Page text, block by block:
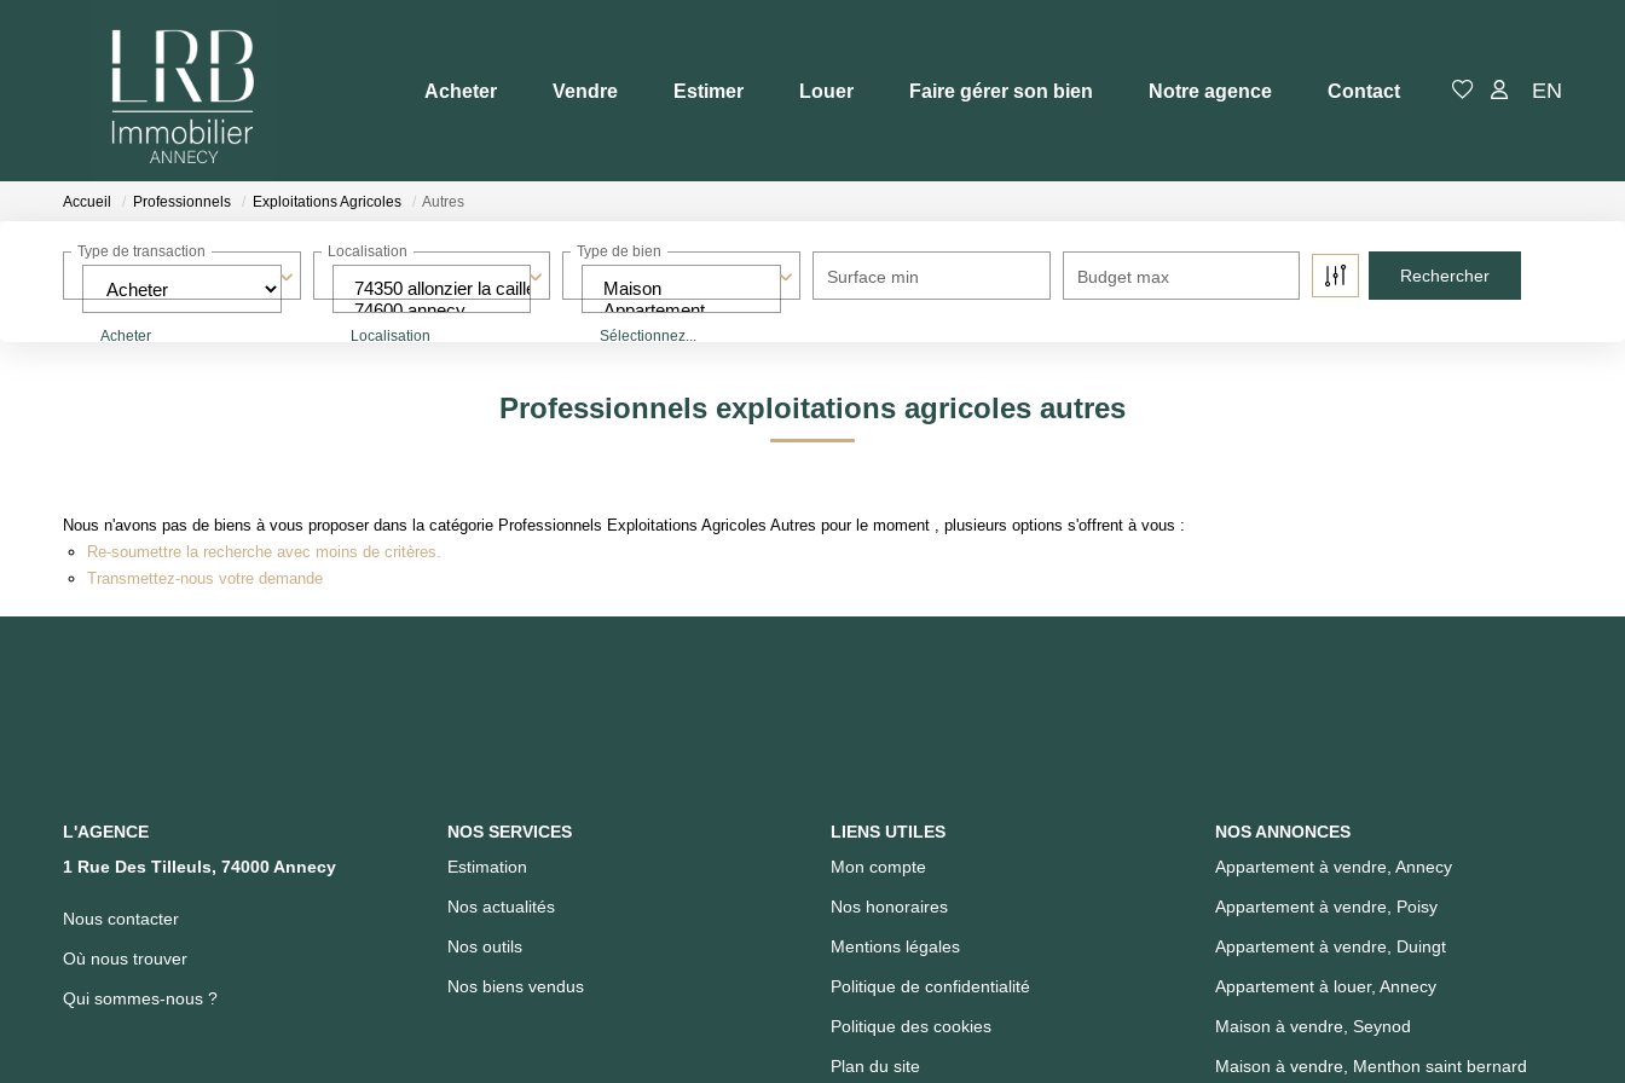
Acheter Vendre Estimer Louer Faire gérer son bien Notre agence Contact EN
Accueil Professionnels Exploitations Agricoles Autres
Acheter
Type de transaction
Localisation
Localisation
Sélectionnez...
Type de bien
Surface min Budget max
Professionnels exploitations agricoles autres
Nous n'avons pas de biens à vous proposer dans la catégorie Professionnels Exploitations Agricoles Autres pour le moment , plusieurs options s'offrent à vous :
Re-soumettre la recherche avec moins de critères.
Transmettez-nous votre demande
L'AGENCE
1 Rue Des Tilleuls, 74000 Annecy
Nous contacter
Où nous trouver
Qui sommes-nous ?
NOS SERVICES
Estimation
Nos actualités
Nos outils
Nos biens vendus
LIENS UTILES
Mon compte
Nos honoraires
Mentions légales
Politique de confidentialité
Politique des cookies
Plan du site
NOS ANNONCES
Appartement à vendre, Annecy
Appartement à vendre, Poisy
Appartement à vendre, Duingt
Appartement à louer, Annecy
Maison à vendre, Seynod
Maison à vendre, Menthon saint bernard